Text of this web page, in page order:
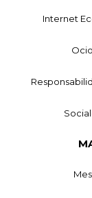
Internet
Ocio